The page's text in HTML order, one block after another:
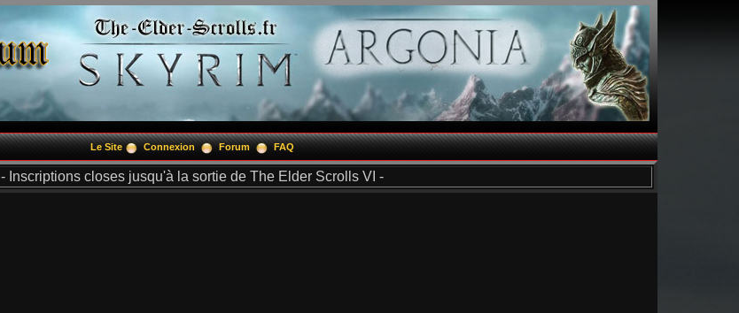
Le Site Connexion Forum FAQ
- Inscriptions closes jusqu'à la sortie de The Elder Scrolls VI -